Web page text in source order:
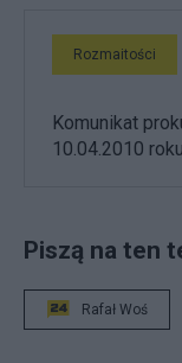
Rozmaitości
Komunikat
10.04.2010
Piszą na ten
Rafał Woś